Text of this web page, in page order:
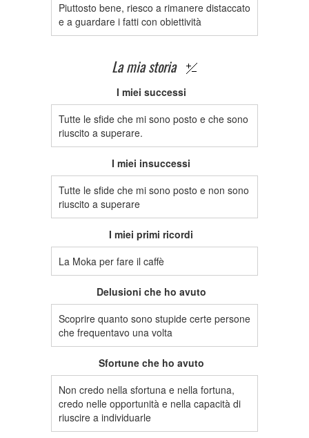
Piuttosto bene, riesco a rimanere distaccato
e a guardare i fatti con obiettività
La mia storia
I miei successi
Tutte le sfide che mi sono posto e che sono
riuscito a superare.
I miei insuccessi
Tutte le sfide che mi sono posto e non sono
riuscito a superare
I miei primi ricordi
La Moka per fare il caffè
Delusioni che ho avuto
Scoprire quanto sono stupide certe persone
che frequentavo una volta
Sfortune che ho avuto
Non credo nella sfortuna e nella fortuna,
credo nelle opportunità e nella capacità di
riuscire a individuarle